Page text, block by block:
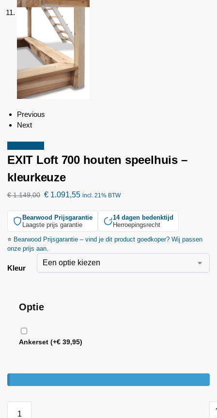
Previous
Next
EXIT Loft 700 houten speelhuis –
kleurkeuze
€1.149,00 € 1.091,55 incl. 21% BTW
Bearwood Prijsgarantie
Laagste prijs garantie
14 dagen bedenktijd
Herroepingsrecht
⭐ Bearwood Prijsgarantie – vind je dit product goedkoper? Wij passen
onze prijs aan.
Kleur
Optie
Ankerset(+€ 39,95)